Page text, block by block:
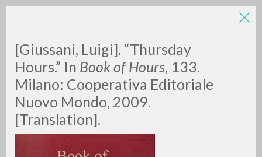
[Giussani, Luigi]. “Thursday
Hours.” In Book of Hours, 133.
Milano: Cooperativa Editoriale
Nuovo Mondo, 2009.
[Translation].
LUIGI
GIUSSANI